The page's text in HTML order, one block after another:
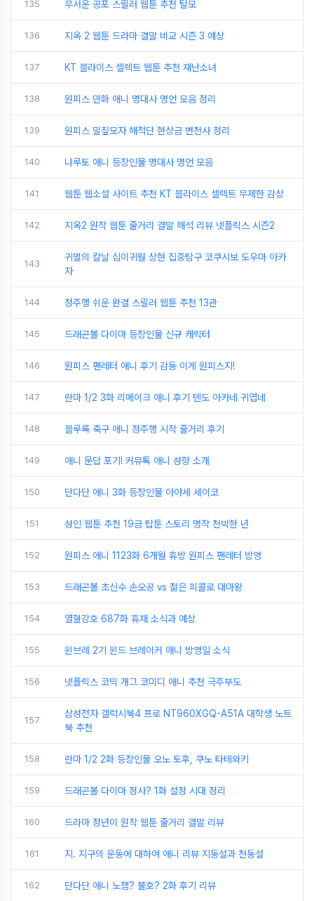
135 무서운 공포 스릴러 웹툰 추천 탈모
136 지옥 2 웹툰 드라마 결말 비교 시즌 3 예상
137 KT 블라이스 셀렉트 웹툰 추천 재난소녀
138 원피스 만화 애니 명대사 명언 모음 정리
139 원피스 밀짚모자 해적단 현상금 변천사 정리
140 나루토 애니 등장인물 명대사 명언 모음
141 웹툰 웹소설 사이트 추천 KT 블라이스 셀렉트 무제한 감상
142 지옥2 원작 웹툰 줄거리 결말 해석 리뷰 넷플릭스 시즌2
143
귀멸의 칼날 십이귀월 상현 집중탐구 코쿠시보 도우마 아카
자
144 정주행 쉬운 완결 스릴러 웹툰 추천 13관
145 드래곤볼 다이마 등장인물 신규 캐릭터
146 원피스 팬레터 애니 후기 감동 이게 원피스지!
147 란마 1/2 3화 리메이크 애니 후기 텐도 아카네 귀엽네
148 블루록 축구 애니 정주행 시작 줄거리 후기
149 애니 문답 포기! 커뮤톡 애니 성향 소개
150 단다단 애니 3화 등장인물 아야세 세이코
151 성인 웹툰 추천 19금 탑툰 스토리 명작 천박한 년
152 원피스 애니 1123화 6개월 휴방 원피스 팬레터 방영
153 드래곤볼 초신수 손오공 vs 젊은 피콜로 대마왕
154 열혈강호 687화 휴재 소식과 예상
155 윈브레 2기 윈드 브레이커 애니 방영일 소식
156 넷플릭스 코믹 개그 코미디 애니 추천 극주부도
157
삼성전자 갤럭시북4 프로 NT960XGQ-A51A 대학생 노트
북 추천
158 란마 1/2 2화 등장인물 오노 토후, 쿠노 타테와키
159 드래곤볼 다이마 정사? 1화 설정 시대 정리
160 드라마 정년이 원작 웹툰 줄거리 결말 리뷰
161 지. 지구의 운동에 대하여 애니 리뷰 지동설과 천동설
162 단다단 애니 노잼? 불호? 2화 후기 리뷰